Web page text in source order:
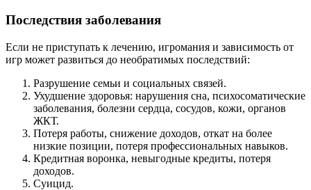
Последствия заболевания
Если не приступать к лечению, игромания и зависимость от
игр может развиться до необратимых последствий:
Разрушение семьи и социальных связей.
Ухудшение здоровья: нарушения сна, психосоматические
заболевания, болезни сердца, сосудов, кожи, органов
ЖКТ.
Потеря работы, снижение доходов, откат на более
низкие позиции, потеря профессиональных навыков.
Кредитная воронка, невыгодные кредиты, потеря
доходов.
Суицид.